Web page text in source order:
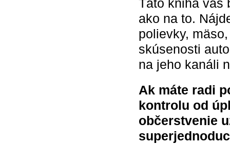
Táto kniha vás
ako na to.
polievky,
skúsenosti
na jeho kanáli
Ak máte radi
kontrolu od
občerstvenie